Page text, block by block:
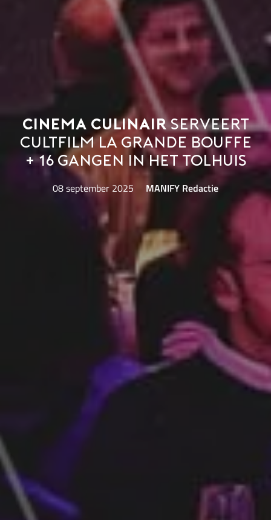
Cinema Culinairserveert
cultfilm La Grande Bouffe
+ 16 gangen in het Tolhuis
08 september 2025 MANIFY Redactie